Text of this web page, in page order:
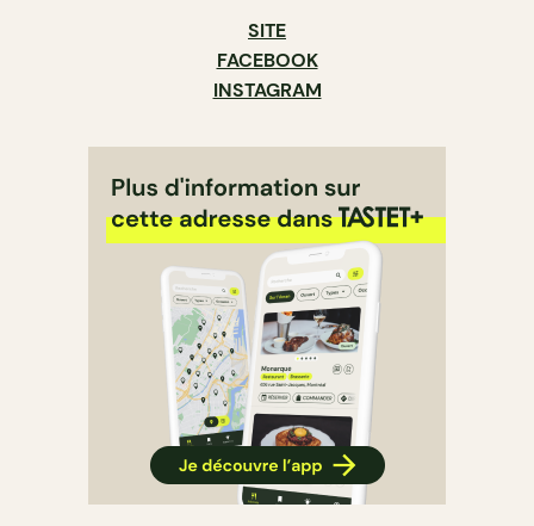
SITE
FACEBOOK
INSTAGRAM